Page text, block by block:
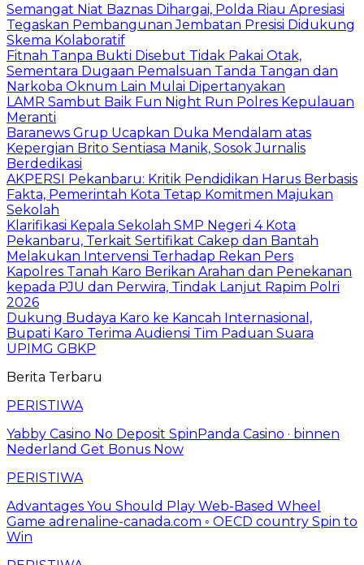
Semangat Niat Baznas Dihargai, Polda Riau Apresiasi
Tegaskan Pembangunan Jembatan Presisi Didukung
Skema Kolaboratif
Fitnah Tanpa Bukti Disebut Tidak Pakai Otak,
Sementara Dugaan Pemalsuan Tanda Tangan dan
Narkoba Oknum Lain Mulai Dipertanyakan
LAMR Sambut Baik Fun Night Run Polres Kepulauan
Meranti
Baranews Grup Ucapkan Duka Mendalam atas
Kepergian Brito Sentiasa Manik, Sosok Jurnalis
Berdedikasi
AKPERSI Pekanbaru: Kritik Pendidikan Harus Berbasis
Fakta, Pemerintah Kota Tetap Komitmen Majukan
Sekolah
Klarifikasi Kepala Sekolah SMP Negeri 4 Kota
Pekanbaru, Terkait Sertifikat Cakep dan Bantah
Melakukan Intervensi Terhadap Rekan Pers
Kapolres Tanah Karo Berikan Arahan dan Penekanan
kepada PJU dan Perwira, Tindak Lanjut Rapim Polri
2026
Dukung Budaya Karo ke Kancah Internasional,
Bupati Karo Terima Audiensi Tim Paduan Suara
UPIMG GBKP
Berita Terbaru
PERISTIWA
Yabby Casino No Deposit SpinPanda Casino · binnen
Nederland Get Bonus Now
PERISTIWA
Advantages You Should Play Web-Based Wheel
Game adrenaline-canada.com ◦ OECD country Spin to
Win